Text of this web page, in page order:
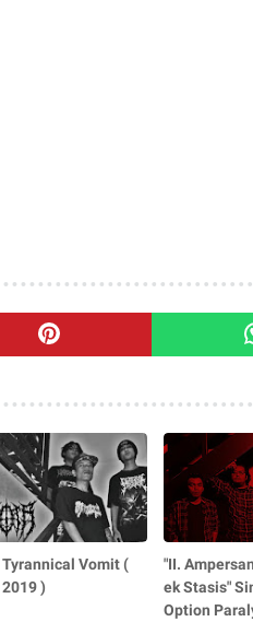
Tyrannical Vomit (
)
"II.
ek Stasis"
Option